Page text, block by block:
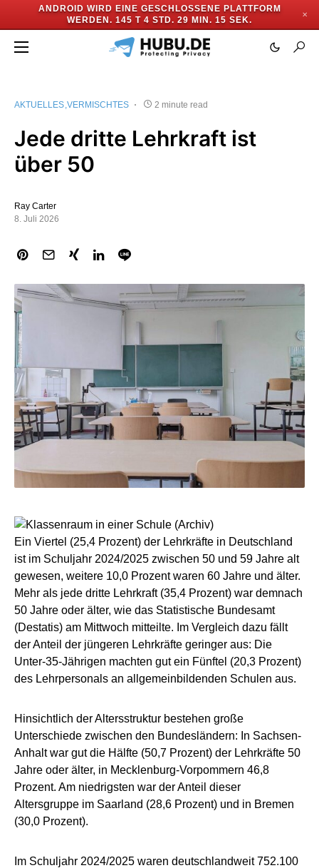
ANDROID WIRD EINE GESCHLOSSENE PLATTFORM
WERDEN. 145 T 4 STD. 29 MIN. 15 SEK.
✕
AKTUELLES VERMISCHTES 2 minute read
Jede dritte Lehrkraft ist
über 50
Ray Carter
8. Juli 2026
Ein Viertel (25,4 Prozent) der Lehrkräfte in Deutschland
ist im Schuljahr 2024/2025 zwischen 50 und 59 Jahre alt
gewesen, weitere 10,0 Prozent waren 60 Jahre und älter.
Mehr als jede dritte Lehrkraft (35,4 Prozent) war demnach
50 Jahre oder älter, wie das Statistische Bundesamt
(Destatis) am Mittwoch mitteilte. Im Vergleich dazu fällt
der Anteil der jüngeren Lehrkräfte geringer aus: Die
Unter-35-Jährigen machten gut ein Fünftel (20,3 Prozent)
des Lehrpersonals an allgemeinbildenden Schulen aus.
Hinsichtlich der Altersstruktur bestehen große
Unterschiede zwischen den Bundesländern: In Sachsen-
Anhalt war gut die Hälfte (50,7 Prozent) der Lehrkräfte 50
Jahre oder älter, in Mecklenburg-Vorpommern 46,8
Prozent. Am niedrigsten war der Anteil dieser
Altersgruppe im Saarland (28,6 Prozent) und in Bremen
(30,0 Prozent).
Im Schuljahr 2024/2025 waren deutschlandweit 752.100